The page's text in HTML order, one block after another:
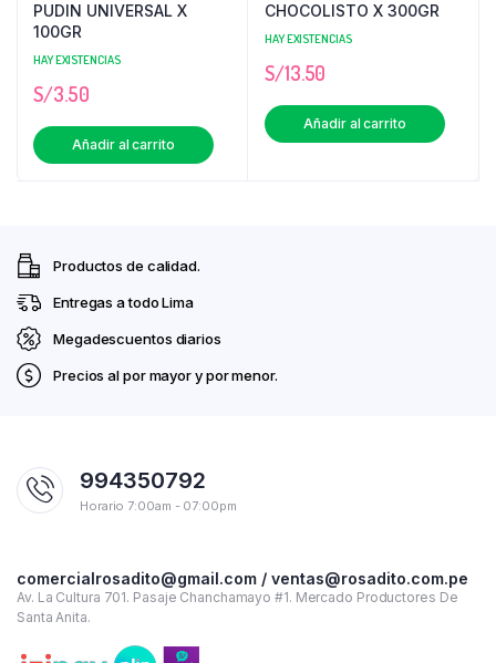
PUDIN UNIVERSAL X
100GR
HAY EXISTENCIAS
S/3.50
Añadir al carrito
CHOCOLISTO X 300GR
HAY EXISTENCIAS
S/13.50
Añadir al carrito
Productos de calidad.
Entregas a todo Lima
Megadescuentos diarios
Precios al por mayor y por menor.
994350792
Horario 7:00am - 07:00pm
comercialrosadito@gmail.com / ventas@rosadito.com.pe
Av. La Cultura 701. Pasaje Chanchamayo #1. Mercado Productores De
Santa Anita.